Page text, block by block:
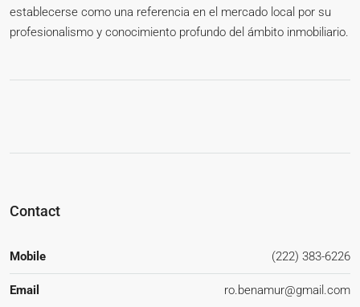
establecerse como una referencia en el mercado local por su
profesionalismo y conocimiento profundo del ámbito inmobiliario.
Contact
Mobile (222) 383-6226
Email ro.benamur@gmail.com